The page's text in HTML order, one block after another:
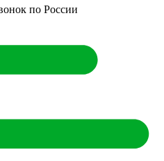
по России